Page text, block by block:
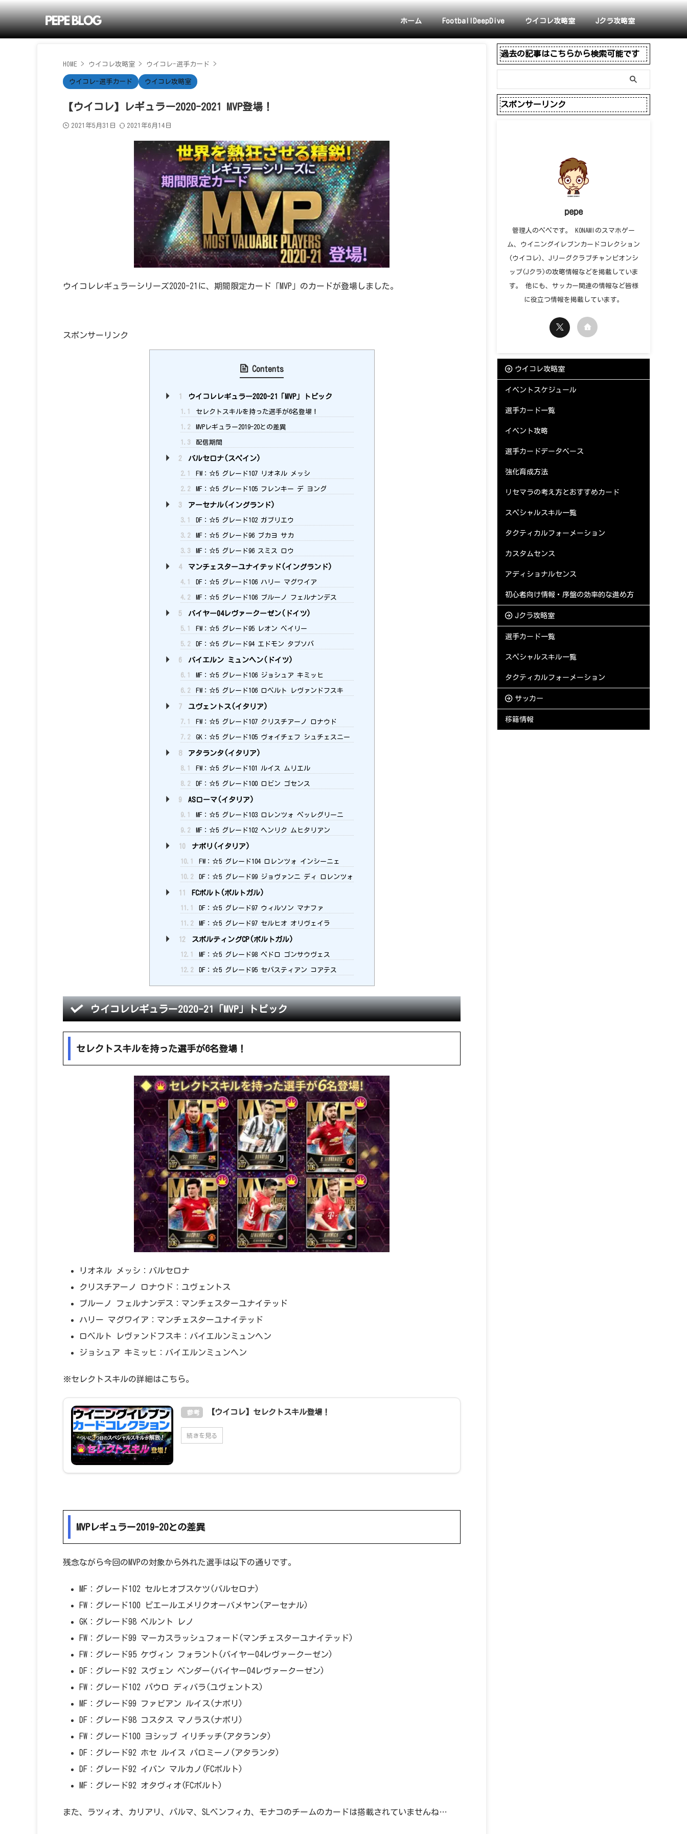
ホーム FootballDeepDive ウイコレ攻略室 Jクラ攻略室
HOME > ウイコレ攻略室 > ウイコレ-選手カード >
ウイコレ-選手カード ウイコレ攻略室
【ウイコレ】レギュラー2020-2021 MVP登場！
2021年5月31日 2021年6月14日
ウイコレレギュラーシリーズ2020-21に、期間限定カード「MVP」のカードが登場しました。
スポンサーリンク
Contents
1 ウイコレレギュラー2020-21「MVP」トピック
1.1 セレクトスキルを持った選手が6名登場！
1.2 MVPレギュラー2019-20との差異
1.3 配信期間
2 バルセロナ(スペイン)
2.1 FW：☆5 グレード107 リオネル メッシ
2.2 MF：☆5 グレード105 フレンキー デ ヨング
3 アーセナル(イングランド)
3.1 DF：☆5 グレード102 ガブリエウ
3.2 MF：☆5 グレード96 ブカヨ サカ
3.3 MF：☆5 グレード96 スミス ロウ
4 マンチェスターユナイテッド(イングランド)
4.1 DF：☆5 グレード106 ハリー マグワイア
4.2 MF：☆5 グレード106 ブルーノ フェルナンデス
5 バイヤー04レヴァークーゼン(ドイツ)
5.1 FW：☆5 グレード95 レオン ベイリー
5.2 DF：☆5 グレード94 エドモン タプソバ
6 バイエルン ミュンヘン(ドイツ)
6.1 MF：☆5 グレード106 ジョシュア キミッヒ
6.2 FW：☆5 グレード106 ロベルト レヴァンドフスキ
7 ユヴェントス(イタリア)
7.1 FW：☆5 グレード107 クリスチアーノ ロナウド
7.2 GK：☆5 グレード105 ヴォイチェフ シュチェスニー
8 アタランタ(イタリア)
8.1 FW：☆5 グレード101 ルイス ムリエル
8.2 DF：☆5 グレード100 ロビン ゴセンス
9 ASローマ(イタリア)
9.1 MF：☆5 グレード103 ロレンツォ ペッレグリーニ
9.2 MF：☆5 グレード102 ヘンリク ムヒタリアン
10 ナポリ(イタリア)
10.1 FW：☆5 グレード104 ロレンツォ インシーニェ
10.2 DF：☆5 グレード99 ジョヴァンニ ディ ロレンツォ
11 FCポルト(ポルトガル)
11.1 DF：☆5 グレード97 ウィルソン マナファ
11.2 MF：☆5 グレード97 セルヒオ オリヴェイラ
12 スポルティングCP(ポルトガル)
12.1 MF：☆5 グレード98 ペドロ ゴンサウヴェス
12.2 DF：☆5 グレード95 セバスティアン コアテス
ウイコレレギュラー2020-21「MVP」トピック
セレクトスキルを持った選手が6名登場！
リオネル メッシ：バルセロナ
クリスチアーノ ロナウド：ユヴェントス
ブルーノ フェルナンデス：マンチェスターユナイテッド
ハリー マグワイア：マンチェスターユナイテッド
ロベルト レヴァンドフスキ：バイエルンミュンヘン
ジョシュア キミッヒ：バイエルンミュンヘン
※セレクトスキルの詳細はこちら。
参考 【ウイコレ】セレクトスキル登場！
続きを見る
MVPレギュラー2019-20との差異
残念ながら今回のMVPの対象から外れた選手は以下の通りです。
MF：グレード102 セルヒオブスケツ(バルセロナ)
FW：グレード100 ピエールエメリクオーバメヤン(アーセナル)
GK：グレード98 ベルント レノ
FW：グレード99 マーカスラッシュフォード(マンチェスターユナイテッド)
FW：グレード95 ケヴィン フォラント(バイヤー04レヴァークーゼン)
DF：グレード92 スヴェン ベンダー(バイヤー04レヴァークーゼン)
FW：グレード102 パウロ ディバラ(ユヴェントス)
MF：グレード99 ファビアン ルイス(ナポリ)
DF：グレード98 コスタス マノラス(ナポリ)
FW：グレード100 ヨシップ イリチッチ(アタランタ)
DF：グレード92 ホセ ルイス パロミーノ(アタランタ)
DF：グレード92 イバン マルカノ(FCポルト)
MF：グレード92 オタヴィオ(FCポルト)
また、ラツィオ、カリアリ、パルマ、SLベンフィカ、モナコのチームのカードは搭載されていませんね…
過去の記事はこちらから検索可能です
スポンサーリンク
pepe
管理人のペペです。 KONAMIのスマホゲー
ム、ウイニングイレブンカードコレクション
(ウイコレ)、Jリーグクラブチャンピオンシ
ップ(Jクラ)の攻略情報などを掲載していま
す。 他にも、サッカー関連の情報など皆様
に役立つ情報を掲載しています。
ウイコレ攻略室
イベントスケジュール
選手カード一覧
イベント攻略
選手カードデータベース
強化育成方法
リセマラの考え方とおすすめカード
スペシャルスキル一覧
タクティカルフォーメーション
カスタムセンス
アディショナルセンス
初心者向け情報・序盤の効率的な進め方
Jクラ攻略室
選手カード一覧
スペシャルスキル一覧
タクティカルフォーメーション
サッカー
移籍情報